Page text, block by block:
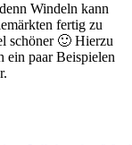
Windeln kann
fertig zu
schöner 🙂 Hierzu
ein paar Beispielen